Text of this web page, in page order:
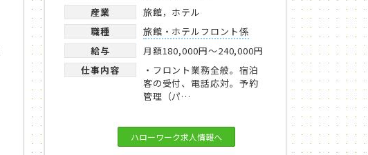
産業
旅館，ホテル
職種
旅館・ホテルフロント係
給与
月額180,000円～240,000円
仕事内容
・フロント業務全般。宿泊
客の受付、電話応対。予約
管理（パ…
ハローワーク求人情報へ